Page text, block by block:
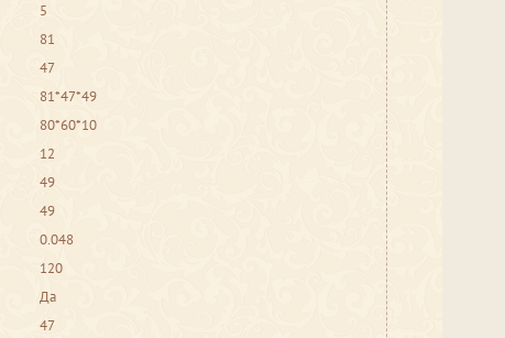
5
81
47
81*47*49
80*60*10
12
49
49
0.048
120
Да
47